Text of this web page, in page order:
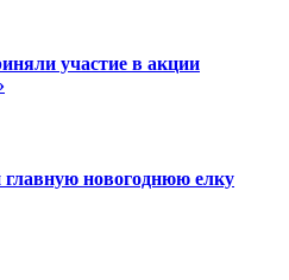
участие в акции
новогоднюю елку